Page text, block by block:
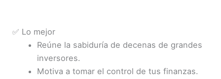
✅ Lo mejor
Reúne la sabiduría de decenas de grandes
inversores.
Motiva a tomar el control de tus finanzas.